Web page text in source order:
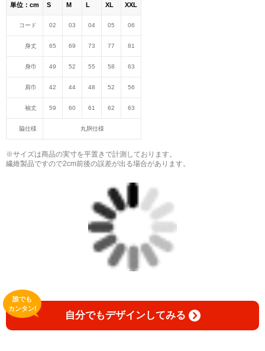
単位：cm S M L XL XXL
コード 02 03 04 05 06
身丈 65 69 73 77 81
身巾 49 52 55 58 63
肩巾 42 44 48 52 56
袖丈 59 60 61 62 63
脇仕様 丸胴仕様
※サイズは商品の実寸を平置きで計測しております。
繊維製品ですので2cm前後の誤差が出る場合があります。
自分でもデザインしてみる
誰でも
カンタン!